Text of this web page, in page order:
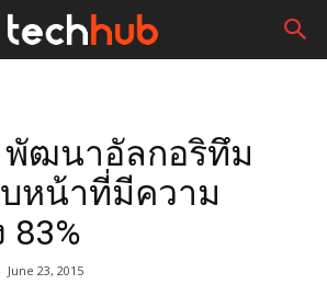
พัฒนาอัลกอริทึม
หน้าที่มีความ
June 23, 2015